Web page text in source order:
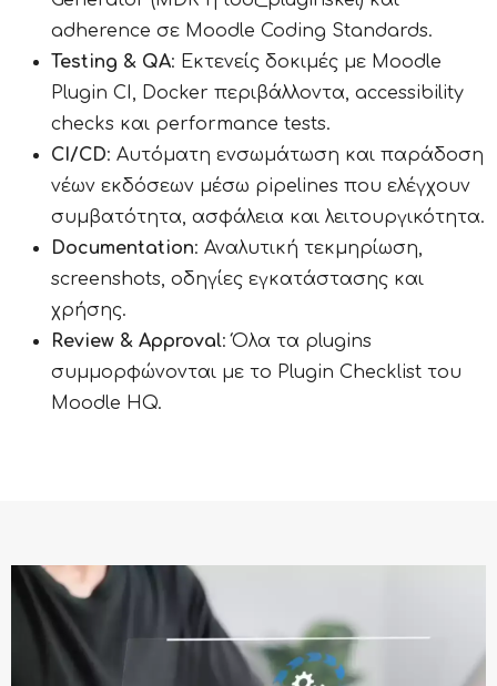
adherence σε Moodle Coding Standards.
Testing & QA: Εκτενείς δοκιμές με Moodle
Plugin CI, Docker περιβάλλοντα, accessibility
checks και performance tests.
CI/CD: Αυτόματη ενσωμάτωση και παράδοση
νέων εκδόσεων μέσω pipelines που ελέγχουν
συμβατότητα, ασφάλεια και λειτουργικότητα.
Documentation: Αναλυτική τεκμηρίωση,
screenshots, οδηγίες εγκατάστασης και
χρήσης.
Review & Approval: Όλα τα plugins
συμμορφώνονται με το Plugin Checklist του
Moodle HQ.